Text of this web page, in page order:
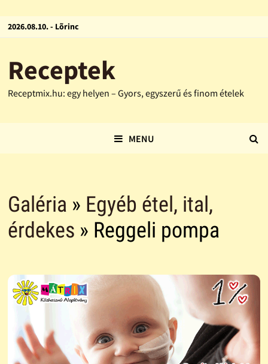
2026.08.10. - Lõrinc
Receptek
Receptmix.hu: egy helyen – Gyors, egyszerű és finom ételek
MENU
Galéria » Egyéb étel, ital,
érdekes » Reggeli pompa